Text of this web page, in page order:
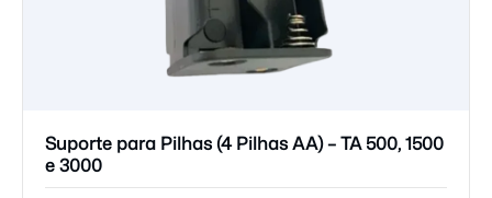
Suporte para Pilhas (4 Pilhas AA) – TA 500, 1500
e 3000